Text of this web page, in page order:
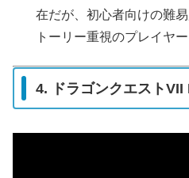
在だが、初心者向けの難
トーリー重視のプレイヤ
4. ドラゴンクエスト